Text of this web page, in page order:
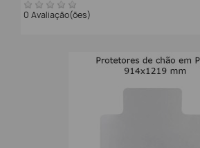
0 Avaliação(ões)